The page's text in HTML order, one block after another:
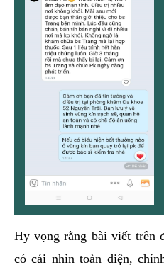
Hy vọng rằng bài viết trên
có cái nhìn toàn diện,